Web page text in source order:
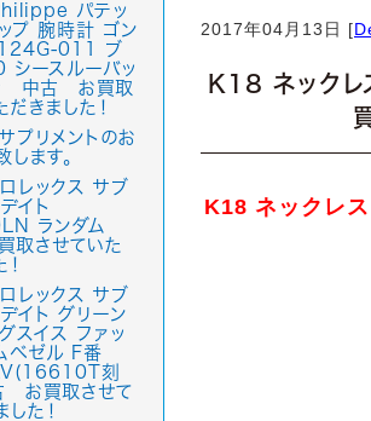
2017年04月13日 [
K18 ネックレ
K18 ネックレ
パテッ
ップ 腕時計 ゴン
011 ブ
ースルーバッ
中古 お買取
だきました！
プリメントのお
します。
レックス サブ
イト
ランダム
取させていた
レックス サブ
イト グリーン
スイス ファッ
ベゼル F番
刻
お買取させて
した！